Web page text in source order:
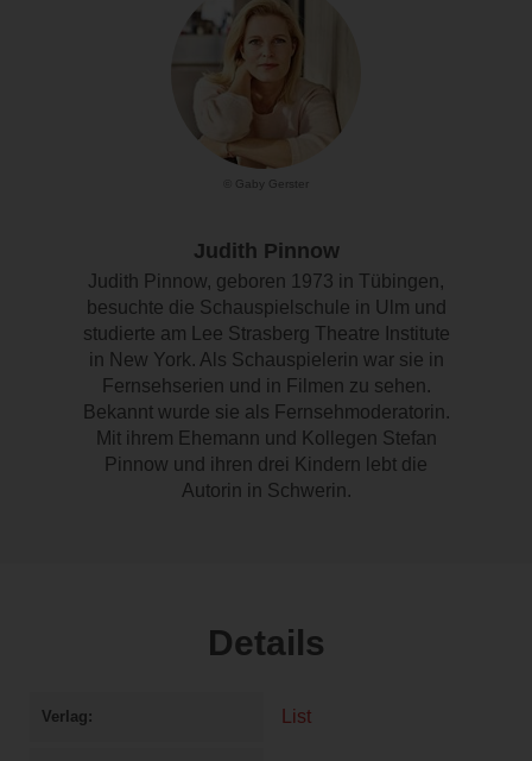
© Gaby Gerster
Judith Pinnow
Judith Pinnow, geboren 1973 in Tübingen,
besuchte die Schauspielschule in Ulm und
studierte am Lee Strasberg Theatre Institute
in New York. Als Schauspielerin war sie in
Fernsehserien und in Filmen zu sehen.
Bekannt wurde sie als Fernsehmoderatorin.
Mit ihrem Ehemann und Kollegen Stefan
Pinnow und ihren drei Kindern lebt die
Autorin in Schwerin.
Details
Verlag List